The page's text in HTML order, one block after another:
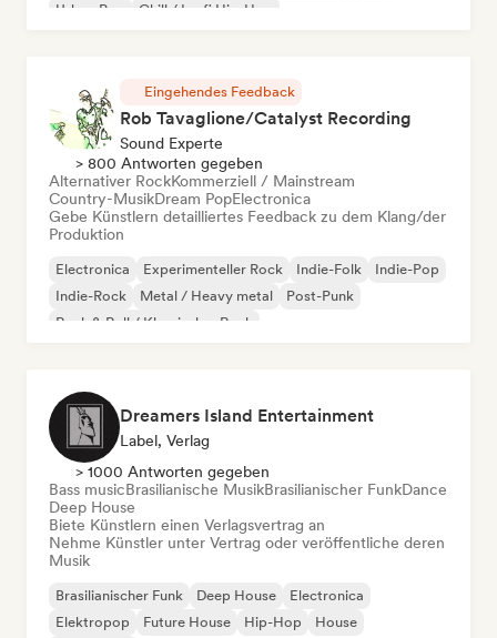
Urban Pop
Chill / Lo-fi Hip-Hop
Eingehendes Feedback
Rob Tavaglione/Catalyst Recording
Sound Experte
> 800 Antworten gegeben
Alternativer RockKommerziell / Mainstream
Country-MusikDream PopElectronica
Gebe Künstlern detailliertes Feedback zu dem Klang/der
Produktion
Electronica Experimenteller Rock Indie-Folk
Indie-Pop
Indie-Rock
Metal / Heavy metal
Post-Punk
Rock & Roll / Klassischer Rock
Dreamers Island Entertainment
Label, Verlag
> 1000 Antworten gegeben
Bass musicBrasilianische MusikBrasilianischer FunkDance
Deep House
Biete Künstlern einen Verlagsvertrag an
Nehme Künstler unter Vertrag oder veröffentliche deren
Musik
Brasilianischer Funk Deep House
Electronica
Elektropop
Future House Hip-Hop
House